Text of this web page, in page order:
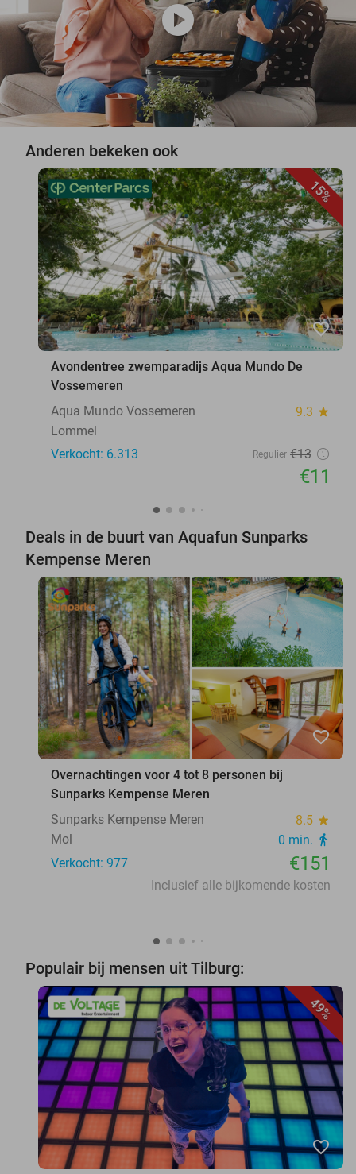
play_circle
Anderen bekeken ook
15%
favorite_border
Avondentree zwemparadijs Aqua Mundo De
Vossemeren
Aqua Mundo Vossemeren
9.3 star
Lommel
Verkocht: 6.313
Regulier €13
€11
Deals in de buurt van Aquafun Sunparks
Kempense Meren
favorite_border
Overnachtingen voor 4 tot 8 personen bij
Sunparks Kempense Meren
Sunparks Kempense Meren
8.5 star
Mol 0 min. directions_walk
Verkocht: 977 €151
Inclusief alle bijkomende kosten
Populair bij mensen uit Tilburg:
49%
favorite_border